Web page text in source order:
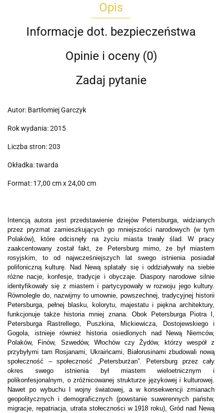
Opis
Informacje dot. bezpieczeństwa
Opinie i oceny (0)
Zadaj pytanie
Autor: Bartłomiej Garczyk
Rok wydania: 2015
Liczba stron: 203
Okładka: twarda
Format: 17,00 cm x 24,00 cm
Intencją autora jest przedstawienie dziejów Petersburga, widzianych
przez pryzmat zamieszkujących go mniejszości narodowych (w tym
Polaków), które odcisnęły na życiu miasta trwały ślad. W pracy
zaakcentowany został fakt, że Petersburg mimo, że był miastem
rosyjskim, to od najwcześniejszych lat swego istnienia posiadał
polifoniczną kulturę. Nad Newą splatały się i oddziaływały na siebie
różne nacje, konfesje, tradycje i obyczaje. Diaspory narodowe silnie
identyfikowały się z miastem i partycypowały w rozwoju jego kultury.
Równolegle do, nazwijmy to umownie, powszechnej, tradycyjnej historii
Petersburga, pełnej blasku, kolorytu, majestatu i piękna architektury,
funkcjonuje także historia mniej znana. Obok Petersburga Piotra I,
Petersburga Rastrellego, Puszkina, Mickiewicza, Dostojewskiego i
Gogola, istnieje również historia osiedlonych nad Newą Niemców,
Polaków, Finów, Szwedów, Włochów czy Żydów, którzy wespół z
przybyłymi tam Rosjanami, Ukraińcami, Białorusinami zbudowali nową
społeczność – społeczność „Petersburżan”. Petersburg przez cały
okres swego istnienia był miastem wieloetnicznym i
polikonfesjonalnym, o zróżnicowanej strukturze językowej i kulturowej.
Nawet po wybuchu I wojny światowej, a w konsekwencji zmianach
geopolitycznych i demograficznych (powstanie suwerennych państw,
migracje, repatriacja, utrata stołeczności w 1918 roku), Gród nad Newą